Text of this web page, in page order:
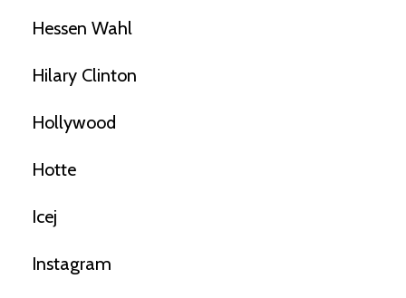
Hessen Wahl
Hilary Clinton
Hollywood
Hotte
Icej
Instagram